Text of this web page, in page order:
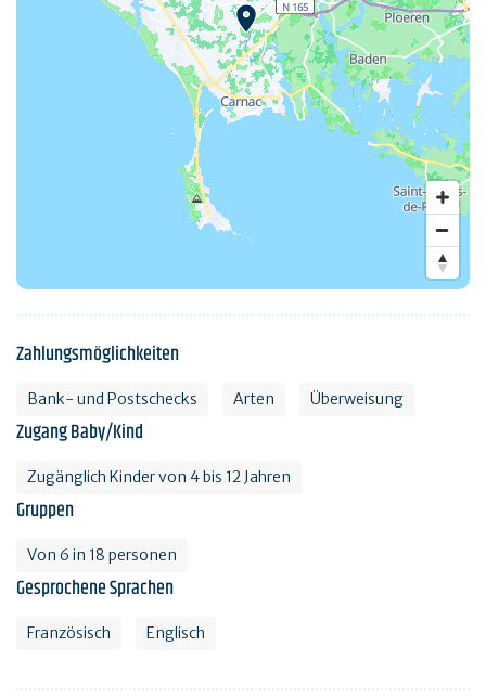
Zahlungsmöglichkeiten
Bank- und Postschecks Arten Überweisung
Zugang Baby/Kind
Zugänglich Kinder von 4 bis 12 Jahren
Gruppen
Von 6 in 18 personen
Gesprochene Sprachen
Französisch Englisch